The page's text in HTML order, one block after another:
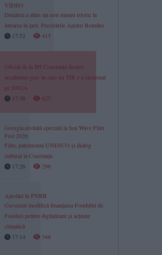
VIDEO
Dunărea a atins un nou minim istoric la
intrarea în țară. Precizările Apelor Române
17:52
415
Oficial de la IPJ Constanța despre
accidentul grav în care un TIR s-a răsturnat
pe DN2A
17:38
625
Georgia,invitată specială la Sea Wave Film
Fest 2026
Film, patrimoniu UNESCO și dialog
cultural la Constanța
17:26
296
Ajustări în PNRR
Guvernul modifică finanțarea Fondului de
Fonduri pentru digitalizare și acțiune
climatică
17:14
348